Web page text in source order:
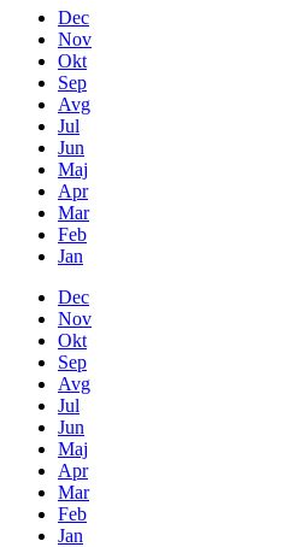
Dec
Nov
Okt
Sep
Avg
Jul
Jun
Maj
Apr
Mar
Feb
Jan
Dec
Nov
Okt
Sep
Avg
Jul
Jun
Maj
Apr
Mar
Feb
Jan